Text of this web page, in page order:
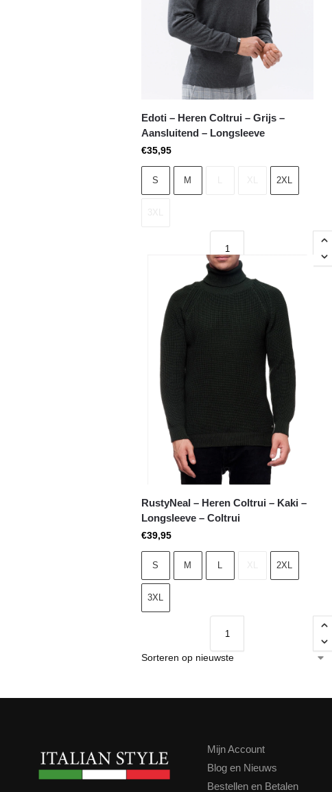
Edoti – Heren Coltrui – Grijs –
Aansluitend – Longsleeve
€35,95
S M 2XL
RustyNeal – Heren Coltrui – Kaki –
Longsleeve – Coltrui
€39,95
S M L 2XL
3XL
Mijn Account
Blog en Nieuws
Bestellen en Betalen